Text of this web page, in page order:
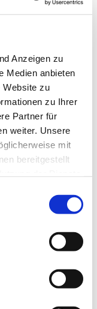
Anzeigen zu
Medien anbieten
Website zu
zu Ihrer
Partner für
weiter. Unsere
mit
bereitgestellt